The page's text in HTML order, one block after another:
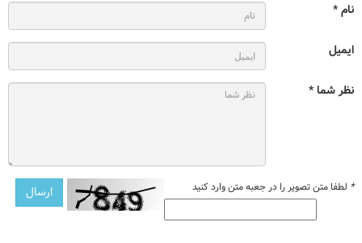
نام *
ایمیل
نظر شما *
* لطفا متن تصویر را در جعبه متن وارد کنید